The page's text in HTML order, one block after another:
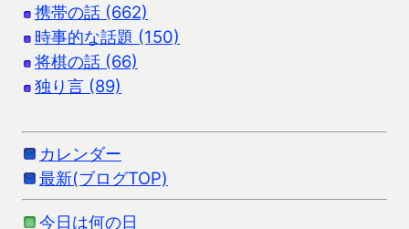
携帯の話 (662)
時事的な話題 (150)
将棋の話 (66)
独り言 (89)
カレンダー
最新(ブログTOP)
今日は何の日